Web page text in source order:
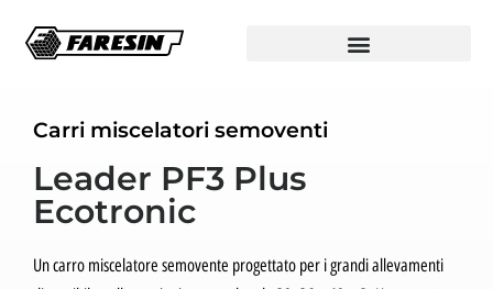
Carri miscelatori semoventi
Leader PF3 Plus
Ecotronic
Un carro miscelatore semovente progettato per i grandi allevamenti